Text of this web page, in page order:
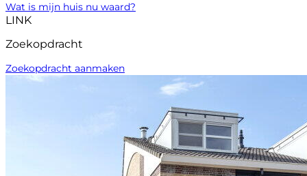
Wat is mijn huis nu waard?
LINK
Zoekopdracht
Zoekopdracht aanmaken